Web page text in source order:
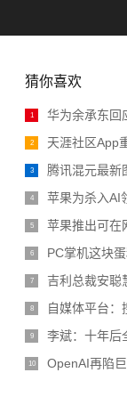
猜你喜欢
1 华为余承东回应智
2 天涯社区App重新
3 腾讯混元最新图生视频模
4 苹果为杀入AI领
5 苹果推出可在网
6 PC掌机这块
7 吉利总裁安聪慧
8 自媒体平台：
9 李斌：十年后全球智能电
10 OpenAI再陷巨大争议